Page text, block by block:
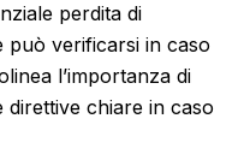
perdita di
può verificarsi in caso
l’importanza di
chiare in caso